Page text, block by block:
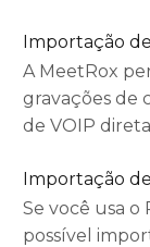
Importação
A MeetRox
gravações de
de VOIP
Importação
Se você usa o
possível